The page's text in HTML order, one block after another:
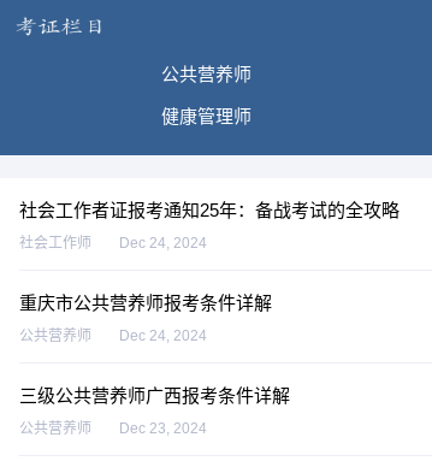
公共营养师
健康管理师
社会工作者证报考通知25年：备战考试的全攻略
社会工作师 Dec 24, 2024
重庆市公共营养师报考条件详解
公共营养师 Dec 24, 2024
三级公共营养师广西报考条件详解
公共营养师 Dec 23, 2024